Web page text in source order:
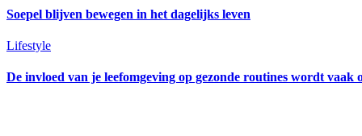
Soepel blijven bewegen in het dagelijks leven
Lifestyle
De invloed van je leefomgeving op gezonde routines wordt vaak